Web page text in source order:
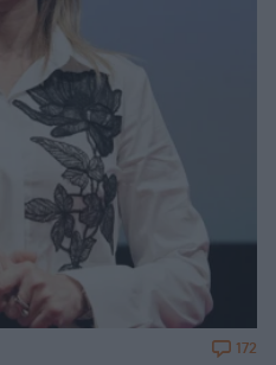
172